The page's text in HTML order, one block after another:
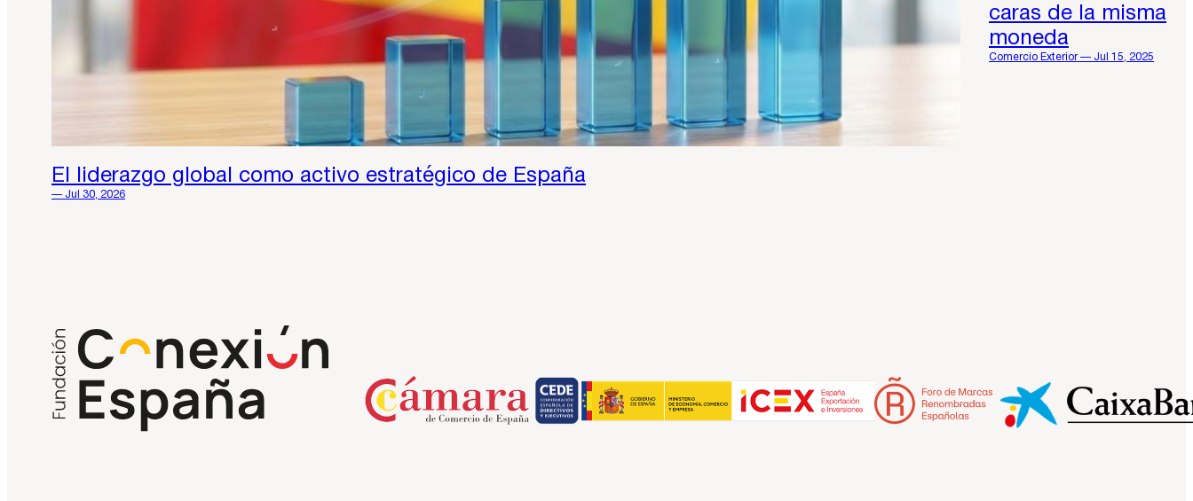
El liderazgo global como activo estratégico de España
— Jul 30, 2026
caras de la misma
moneda
Comercio Exterior — Jul 15, 2025